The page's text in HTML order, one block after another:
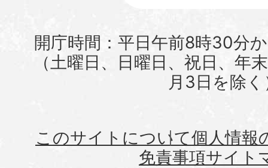
開庁時間：平日午前8時30分
（土曜日、日曜日、祝日、年
月3日を除く
このサイトについて個人情報
免責事項サイト